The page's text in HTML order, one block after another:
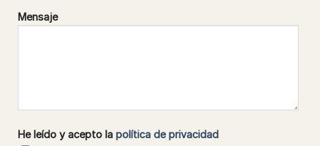
Mensaje
He leído y acepto la política de privacidad